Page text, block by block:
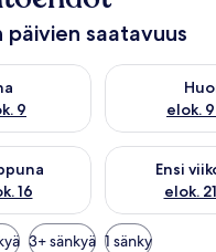
päivien saatavuus
9
elok. 8 - elok. 9
elok.
Tarkista
16
saatavuus elok. 14 -
Ensi
elok.
Tarkista ensi
3+ sänkyä 1 sänky